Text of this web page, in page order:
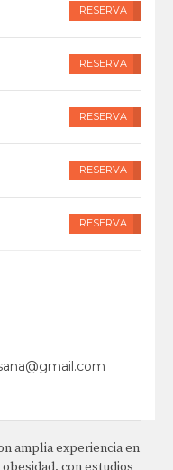
RESERVA
RESERVA
RESERVA
RESERVA
RESERVA
amplia experiencia en